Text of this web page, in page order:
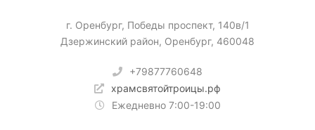
​г. Оренбург, Победы проспект, 140в/1
Дзержинский район, Оренбург, 460048
+79877760648
храмсвятойтроицы.рф
Ежедневно 7:00-19:00